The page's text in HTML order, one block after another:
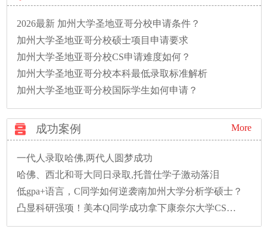
2026最新 加州大学圣地亚哥分校申请条件？
加州大学圣地亚哥分校硕士项目申请要求
加州大学圣地亚哥分校CS申请难度如何？
加州大学圣地亚哥分校本科最低录取标准解析
加州大学圣地亚哥分校国际学生如何申请？
成功案例 More
一代人录取哈佛,两代人圆梦成功
哈佛、西北和哥大同日录取,托普仕学子激动落泪
低gpa+语言，C同学如何逆袭南加州大学分析学硕士？
凸显科研强项！美本Q同学成功拿下康奈尔大学CS硕士录取！